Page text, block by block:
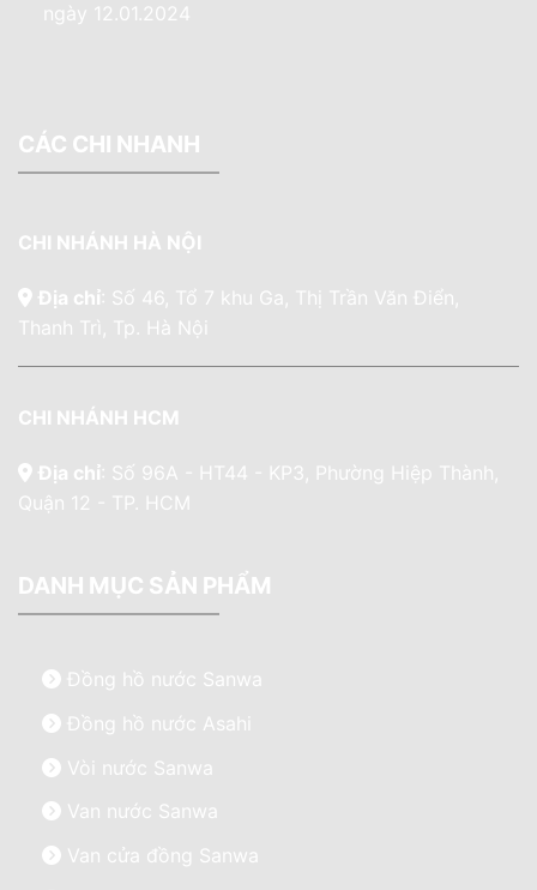
ngày 12.01.2024
CÁC CHI NHANH
CHI NHÁNH HÀ NỘI
Địa chỉ: Số 46, Tổ 7 khu Ga, Thị Trần Văn Điển,
Thanh Trì, Tp. Hà Nội
CHI NHÁNH HCM
Địa chỉ: Số 96A - HT44 - KP3, Phường Hiệp Thành,
Quận 12 - TP. HCM
DANH MỤC SẢN PHẨM
Đồng hồ nước Sanwa
Đồng hồ nước Asahi
Vòi nước Sanwa
Van nước Sanwa
Van cửa đồng Sanwa